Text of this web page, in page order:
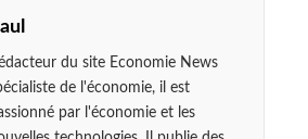
du site Economie News
de l'économie, il est
par l'économie et les